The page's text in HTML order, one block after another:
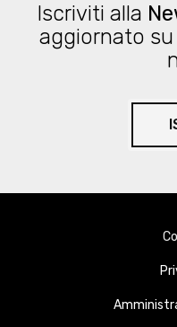
Iscriviti alla
aggiornato